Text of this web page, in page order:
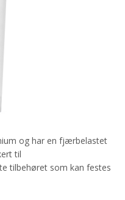
og har en fjærbelastet
til
tilbehøret som kan festes